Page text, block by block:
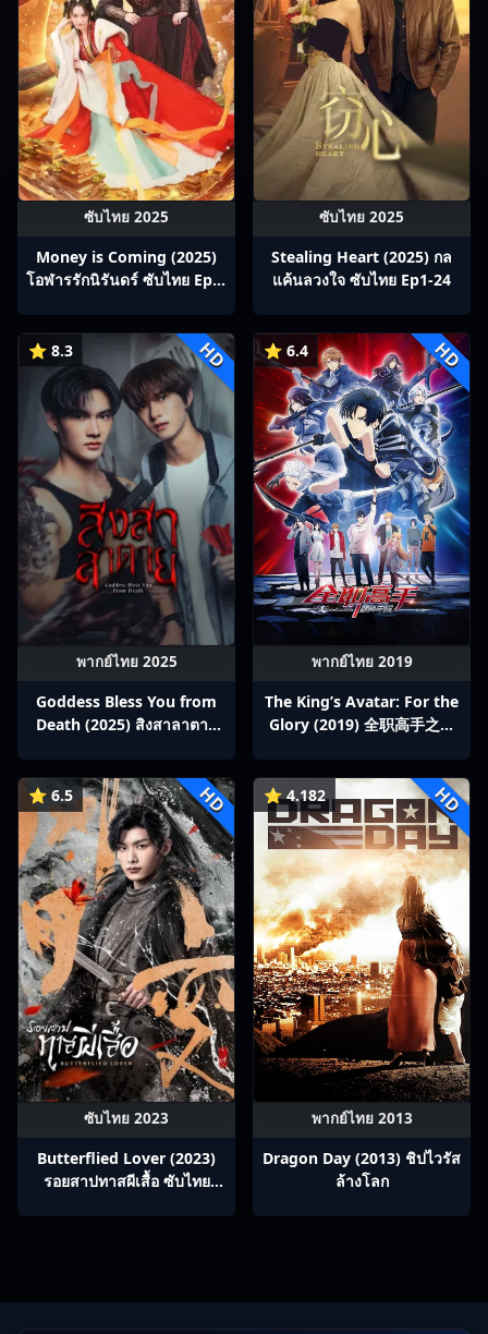
ซับไทย 2025
Money is Coming (2025)
โอฬารรักนิรันดร์ ซับไทย Ep1-
ซับไทย 2025
Stealing Heart (2025) กล
แค้นลวงใจ ซับไทย Ep1-24
⭐ 8.3 HD
พากย์ไทย 2025
Goddess Bless You from
Death (2025) สิงสาลาตาย
⭐ 6.4 HD
พากย์ไทย 2019
The King’s Avatar: For the
Glory (2019) 全职高手之巅
⭐ 6.5 HD
ซับไทย 2023
Butterflied Lover (2023)
รอยสาปทาสผีเสื้อ ซับไทย
⭐ 4.182 HD
พากย์ไทย 2013
Dragon Day (2013) ชิปไวรัส
ล้างโลก